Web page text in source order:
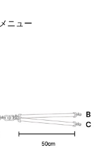
ニュー